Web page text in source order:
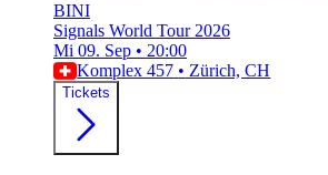
BINI
Signals World Tour 2026
Mi 09. Sep • 20:00
Komplex 457 • Zürich, CH
Tickets